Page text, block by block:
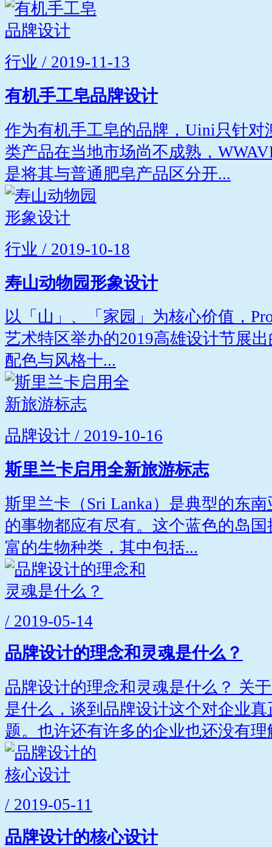
行业 / 2019-11-13
有机手工皂品牌设计
作为有机手工皂的品牌，Uini只针对
类产品在当地市场尚不成熟，
是将其与普通肥皂产品区分开...
行业 / 2019-10-18
寿山动物园形象设计
以「山」、「家园」为核心价值，
艺术特区举办的2019高雄设计节展
配色与风格十...
品牌设计 / 2019-10-16
斯里兰卡启用全新旅游标志
斯里兰卡（Sri Lanka）是典型的东
的事物都应有尽有。这个蓝色的岛
富的生物种类，其中包括...
/ 2019-05-14
品牌设计的理念和灵魂是什么？
品牌设计的理念和灵魂是什么？ 关
是什么，谈到品牌设计这个对企业
题。也许还有许多的企业也还没有理
/ 2019-05-11
品牌设计的核心设计